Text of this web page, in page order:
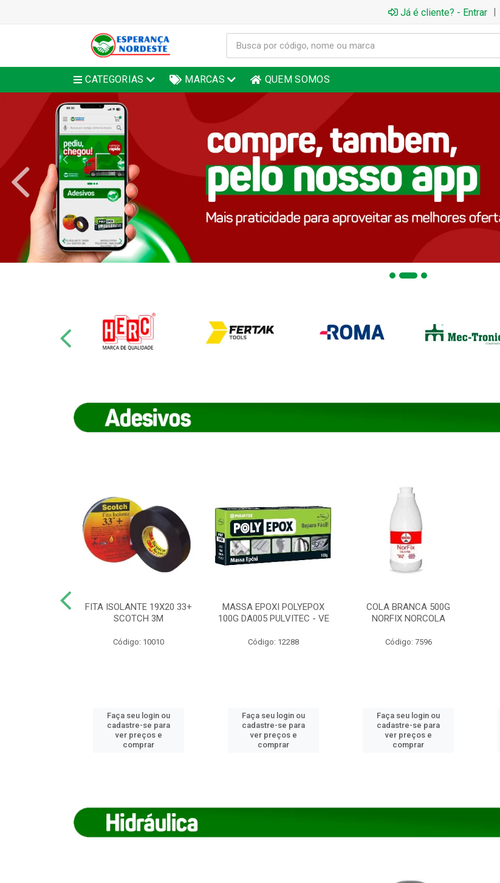
Já é cliente? - Entrar |
CATEGORIAS MARCAS QUEM SOMOS
FITA ISOLANTE 19X20 33+
SCOTCH 3M
Código: 10010
Faça seu login ou
cadastre-se para
ver preços e
comprar
MASSA EPOXI POLYEPOX
100G DA005 PULVITEC - VE
Código: 12288
Faça seu login ou
cadastre-se para
ver preços e
comprar
COLA BRANCA 500G
NORFIX NORCOLA
Código: 7596
Faça seu login ou
cadastre-se para
ver preços e
comprar